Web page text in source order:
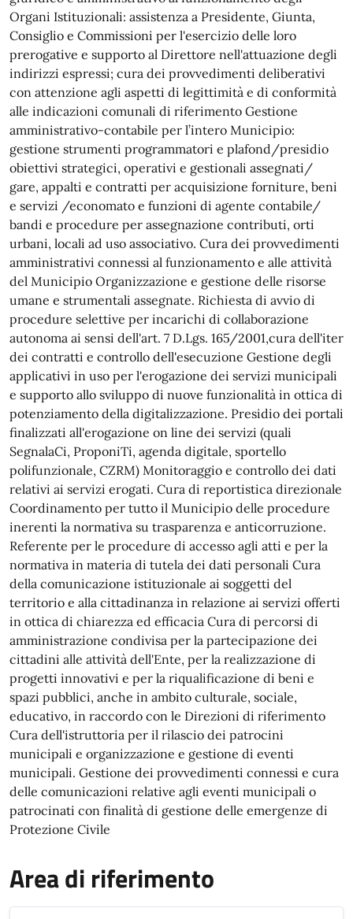
Organi Istituzionali: assistenza a Presidente, Giunta,
Consiglio e Commissioni per l'esercizio delle loro
prerogative e supporto al Direttore nell'attuazione degli
indirizzi espressi; cura dei provvedimenti deliberativi
con attenzione agli aspetti di legittimità e di conformità
alle indicazioni comunali di riferimento Gestione
amministrativo-contabile per l’intero Municipio:
gestione strumenti programmatori e plafond/presidio
obiettivi strategici, operativi e gestionali assegnati/
gare, appalti e contratti per acquisizione forniture, beni
e servizi /economato e funzioni di agente contabile/
bandi e procedure per assegnazione contributi, orti
urbani, locali ad uso associativo. Cura dei provvedimenti
amministrativi connessi al funzionamento e alle attività
del Municipio Organizzazione e gestione delle risorse
umane e strumentali assegnate. Richiesta di avvio di
procedure selettive per incarichi di collaborazione
autonoma ai sensi dell'art. 7 D.Lgs. 165/2001,cura dell'iter
dei contratti e controllo dell'esecuzione Gestione degli
applicativi in uso per l'erogazione dei servizi municipali
e supporto allo sviluppo di nuove funzionalità in ottica di
potenziamento della digitalizzazione. Presidio dei portali
finalizzati all'erogazione on line dei servizi (quali
SegnalaCi, ProponiTi, agenda digitale, sportello
polifunzionale, CZRM) Monitoraggio e controllo dei dati
relativi ai servizi erogati. Cura di reportistica direzionale
Coordinamento per tutto il Municipio delle procedure
inerenti la normativa su trasparenza e anticorruzione.
Referente per le procedure di accesso agli atti e per la
normativa in materia di tutela dei dati personali Cura
della comunicazione istituzionale ai soggetti del
territorio e alla cittadinanza in relazione ai servizi offerti
in ottica di chiarezza ed efficacia Cura di percorsi di
amministrazione condivisa per la partecipazione dei
cittadini alle attività dell'Ente, per la realizzazione di
progetti innovativi e per la riqualificazione di beni e
spazi pubblici, anche in ambito culturale, sociale,
educativo, in raccordo con le Direzioni di riferimento
Cura dell'istruttoria per il rilascio dei patrocini
municipali e organizzazione e gestione di eventi
municipali. Gestione dei provvedimenti connessi e cura
delle comunicazioni relative agli eventi municipali o
patrocinati con finalità di gestione delle emergenze di
Protezione Civile
Area di riferimento